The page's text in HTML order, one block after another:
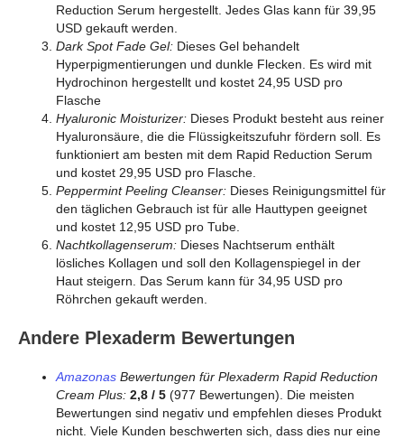
Reduction Serum hergestellt. Jedes Glas kann für 39,95
USD gekauft werden.
Dark Spot Fade Gel: Dieses Gel behandelt
Hyperpigmentierungen und dunkle Flecken. Es wird mit
Hydrochinon hergestellt und kostet 24,95 USD pro
Flasche
Hyaluronic Moisturizer: Dieses Produkt besteht aus reiner
Hyaluronsäure, die die Flüssigkeitszufuhr fördern soll. Es
funktioniert am besten mit dem Rapid Reduction Serum
und kostet 29,95 USD pro Flasche.
Peppermint Peeling Cleanser: Dieses Reinigungsmittel für
den täglichen Gebrauch ist für alle Hauttypen geeignet
und kostet 12,95 USD pro Tube.
Nachtkollagenserum: Dieses Nachtserum enthält
lösliches Kollagen und soll den Kollagenspiegel in der
Haut steigern. Das Serum kann für 34,95 USD pro
Röhrchen gekauft werden.
Andere Plexaderm Bewertungen
Amazonas Bewertungen für Plexaderm Rapid Reduction
Cream Plus: 2,8 / 5 (977 Bewertungen). Die meisten
Bewertungen sind negativ und empfehlen dieses Produkt
nicht. Viele Kunden beschwerten sich, dass dies nur eine